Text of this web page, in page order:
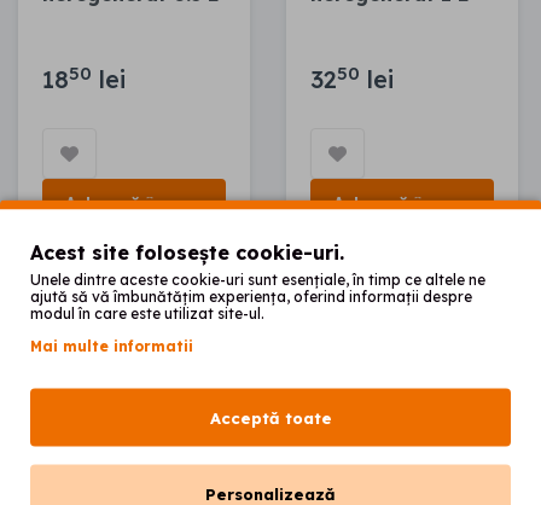
1850 lei
Adaugă în coș
3250 lei
Adaugă în coș
1
Acest site folosește cookie-uri.
Unele dintre aceste cookie-uri sunt esențiale, în timp ce altele ne
ajută să vă îmbunătățim experiența, oferind informații despre
modul în care este utilizat site-ul.
Mai multe informatii
Acceptă toate
Personalizează